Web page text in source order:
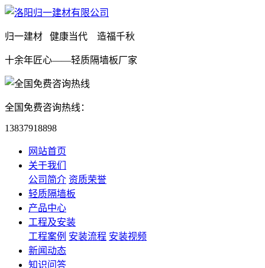
归一建材 健康当代 造福千秋
十余年匠心——轻质隔墙板厂家
全国免费咨询热线：
13837918898
网站首页
关于我们
公司简介 资质荣誉
轻质隔墙板
产品中心
工程及安装
工程案例 安装流程 安装视频
新闻动态
知识问答